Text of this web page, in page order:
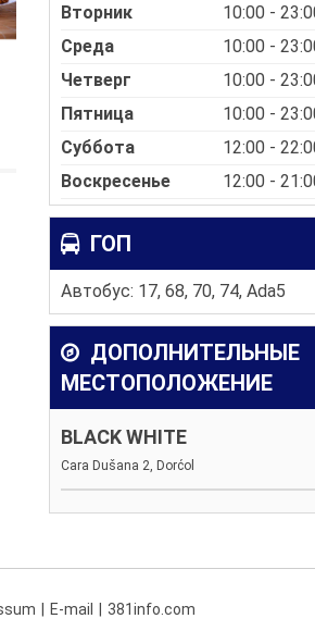
Вторник
10:00 -
Среда
10:00 -
Четверг
10:00 -
Пятница
10:00 -
Суббота
12:00 -
Воскресенье
12:00 -
ГОП
Автобус: 17, 68, 70, 74, Ada5
ДОПОЛНИТЕЛЬНЫЕ
МЕСТОПОЛОЖЕНИЕ
BLACK WHITE
Cara Dušana 2, Dorćol
E-mail 381info.com